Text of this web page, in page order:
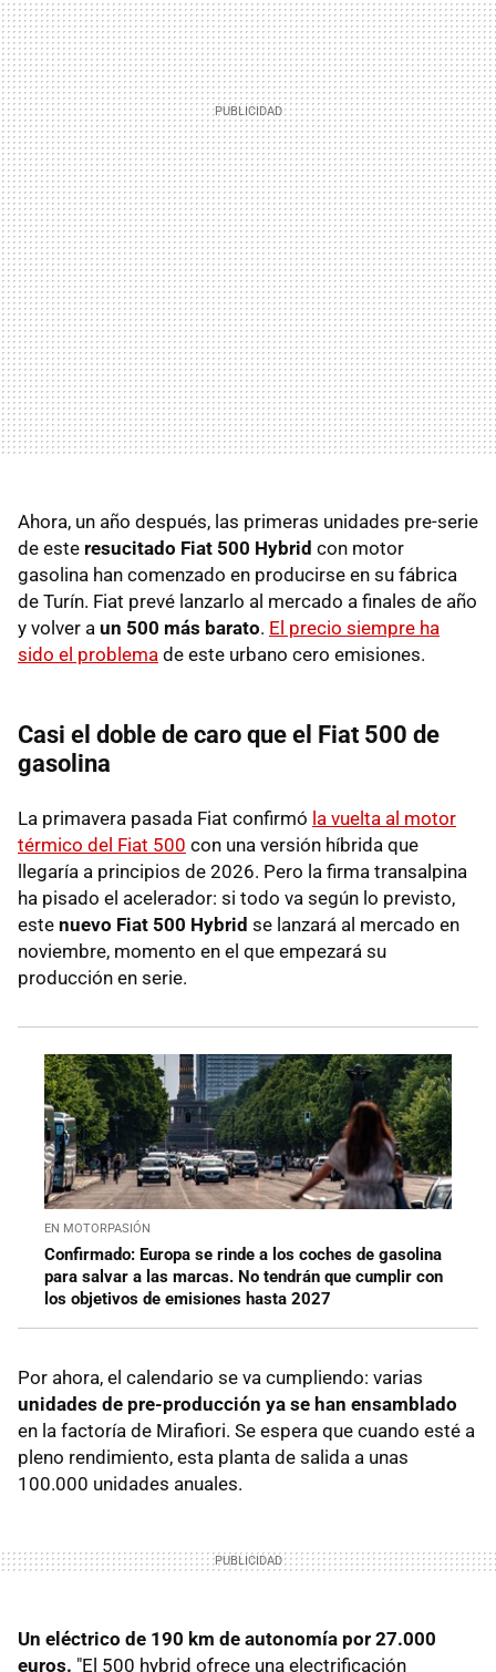
Ahora, un año después, las primeras unidades pre-serie
de este resucitado Fiat 500 Hybrid con motor
gasolina han comenzado en producirse en su fábrica
de Turín. Fiat prevé lanzarlo al mercado a finales de año
y volver a un 500 más barato. El precio siempre ha
sido el problema de este urbano cero emisiones.
Casi el doble de caro que el Fiat 500 de
gasolina
La primavera pasada Fiat confirmó la vuelta al motor
térmico del Fiat 500 con una versión híbrida que
llegaría a principios de 2026. Pero la firma transalpina
ha pisado el acelerador: si todo va según lo previsto,
este nuevo Fiat 500 Hybrid se lanzará al mercado en
noviembre, momento en el que empezará su
producción en serie.
EN MOTORPASIÓN
Confirmado: Europa se rinde a los coches de gasolina
para salvar a las marcas. No tendrán que cumplir con
los objetivos de emisiones hasta 2027
Por ahora, el calendario se va cumpliendo: varias
unidades de pre-producción ya se han ensamblado
en la factoría de Mirafiori. Se espera que cuando esté a
pleno rendimiento, esta planta de salida a unas
100.000 unidades anuales.
Un eléctrico de 190 km de autonomía por 27.000
euros. "El 500 hybrid ofrece una electrificación